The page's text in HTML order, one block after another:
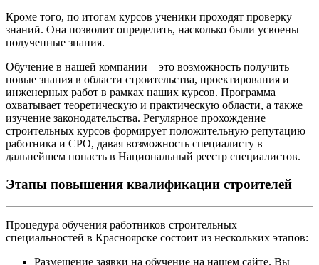
Кроме того, по итогам курсов ученики проходят проверку
знаний. Она позволит определить, насколько были усвоены
полученные знания.
Обучение в нашей компании – это возможность получить
новые знания в области строительства, проектирования и
инженерных работ в рамках наших курсов. Программа
охватывает теоретическую и практическую области, а также
изучение законодательства. Регулярное прохождение
строительных курсов формирует положительную репутацию
работника и СРО, давая возможность специалисту в
дальнейшем попасть в Национальный реестр специалистов.
Этапы повышения квалификации строителей
Процедура обучения работников строительных
специальностей в Красноярске состоит из нескольких этапов:
Размещение заявки на обучение на нашем сайте. Вы